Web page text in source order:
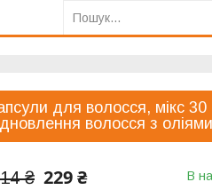
для волосся, мікс
волосся з оліями
₴ 229 ₴ В